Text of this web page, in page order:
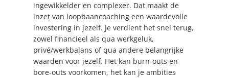
ingewikkelder en complexer. Dat maakt de
inzet van loopbaancoaching een waardevolle
investering in jezelf. Je verdient het snel terug,
zowel financieel als qua werkgeluk,
privé/werkbalans of qua andere belangrijke
waarden voor jezelf. Het kan burn-outs en
bore-outs voorkomen, het kan je ambities